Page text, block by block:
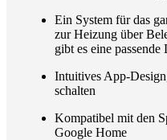
Ein System für das
zur Heizung über
gibt es eine
Intuitives App-
schalten
Kompatibel mit den
Google Home